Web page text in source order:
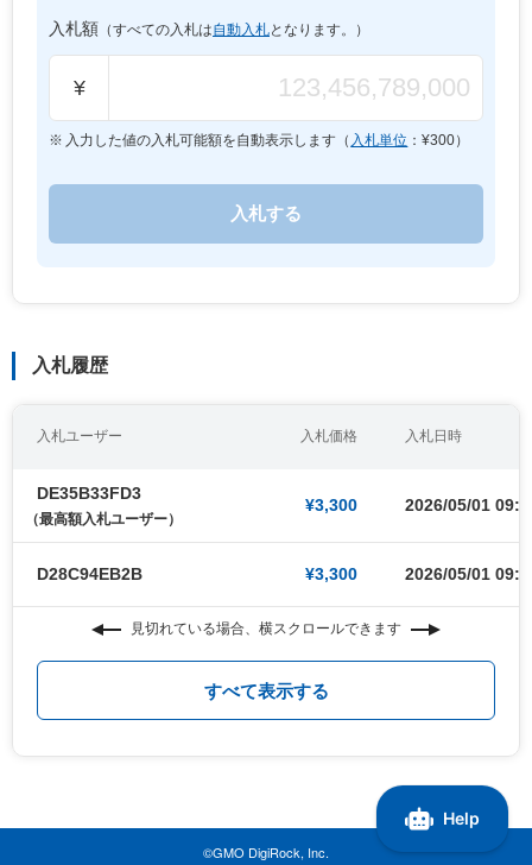
入札額 （すべての入札は自動入札となります。）
¥
入力した値の入札可能額を自動表示します（ 入札単位 ：¥300）
入札履歴
入札ユーザー 入札価格 入札日時
DE35B33FD3
（最高額入札ユーザー）
¥3,300 2026/05/01
D28C94EB2B ¥3,300 2026/05/01
見切れている場合、横スクロールできます
すべて表示する
©GMO DigiRock, Inc.